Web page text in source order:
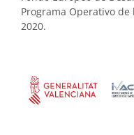
Programa Operativo
2020.